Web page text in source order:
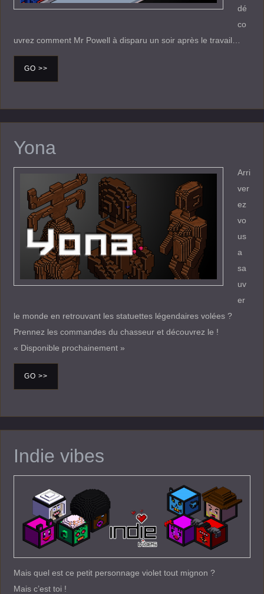
dé
co
uvrez comment Mr Powell à disparu un soir après le travail…
GO >>
Yona
Arri
ver
ez
vo
us
a
sa
uv
er
le monde en retrouvant les statuettes légendaires volées ?
Prennez les commandes du chasseur et découvrez le !
« Disponible prochainement »
GO >>
Indie vibes
Mais quel est ce petit personnage violet tout mignon ?
Mais c’est toi !